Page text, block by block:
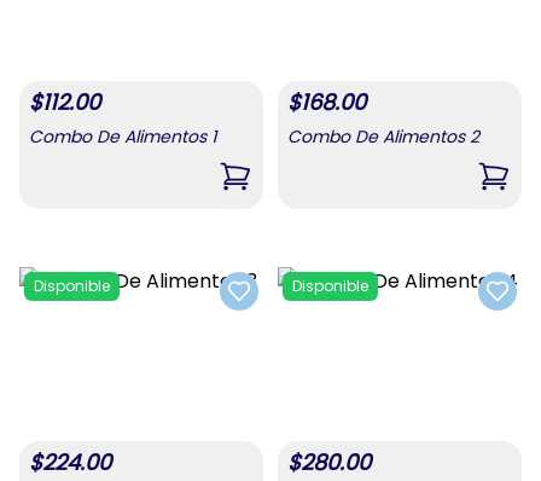
$112.00
Combo De Alimentos 1
,Combo De Alimentos 1
$168.00
Combo De Alimentos 2
,
Add to favorites
Disponible
$224.00
Add
Disponible
$280.00